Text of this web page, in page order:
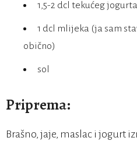
1,5-2 dcl tekućeg jogurta
1 dcl mlijeka (ja sam
obično)
sol
Priprema:
Brašno, jaje, maslac i jogurt